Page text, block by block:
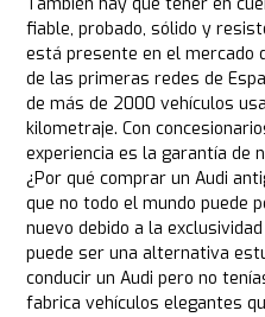
También hay que tener en
fiable, probado, sólido y
está presente en el mercado
de las primeras redes de
de más de 2000 vehículos
kilometraje. Con
experiencia es la garantía de
¿Por qué comprar un Audi
que no todo el mundo puede
nuevo debido a la
puede ser una alternativa
conducir un Audi pero no
fabrica vehículos elegantes